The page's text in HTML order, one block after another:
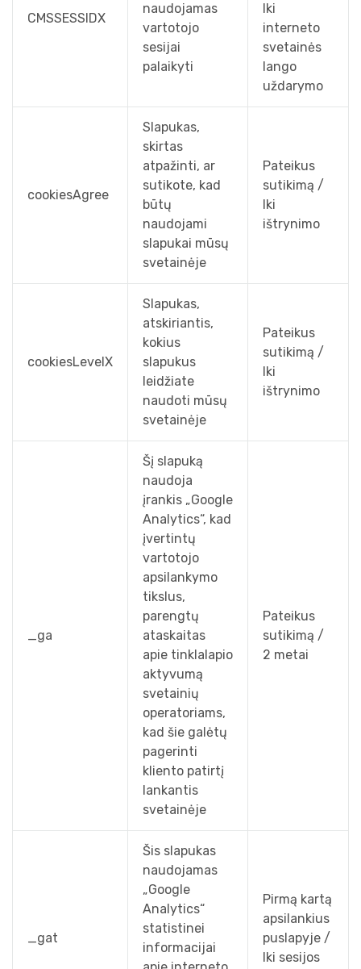
CMSSESSIDX
naudojamas
vartotojo
sesijai
palaikyti
Iki
interneto
svetainės
lango
uždarymo
cookiesAgree
Slapukas,
skirtas
atpažinti, ar
sutikote, kad
būtų
naudojami
slapukai mūsų
svetainėje
Pateikus
sutikimą /
Iki
ištrynimo
cookiesLevelX
Slapukas,
atskiriantis,
kokius
slapukus
leidžiate
naudoti mūsų
svetainėje
Pateikus
sutikimą /
Iki
ištrynimo
_ga
Šį slapuką
naudoja
įrankis „Google
Analytics“, kad
įvertintų
vartotojo
apsilankymo
tikslus,
parengtų
ataskaitas
apie tinklalapio
aktyvumą
svetainių
operatoriams,
kad šie galėtų
pagerinti
kliento patirtį
lankantis
svetainėje
Pateikus
sutikimą /
2 metai
_gat
Šis slapukas
naudojamas
„Google
Analytics“
statistinei
informacijai
Pirmą kartą
apsilankius
puslapyje /
Iki sesijos